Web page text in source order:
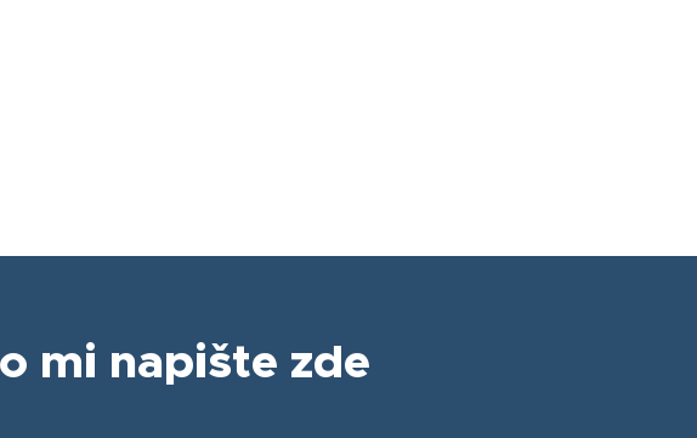
mi napište zde